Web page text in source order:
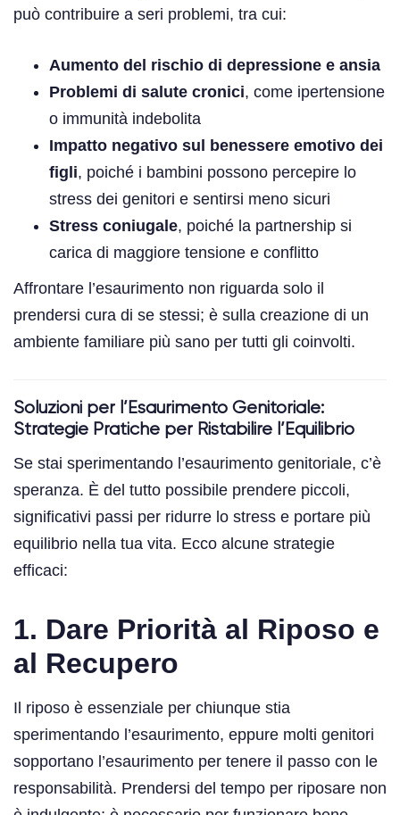
può contribuire a seri problemi, tra cui:
Aumento del rischio di depressione e ansia
Problemi di salute cronici, come ipertensione
o immunità indebolita
Impatto negativo sul benessere emotivo dei
figli, poiché i bambini possono percepire lo
stress dei genitori e sentirsi meno sicuri
Stress coniugale, poiché la partnership si
carica di maggiore tensione e conflitto
Affrontare l’esaurimento non riguarda solo il
prendersi cura di se stessi; è sulla creazione di un
ambiente familiare più sano per tutti gli coinvolti.
Soluzioni per l’Esaurimento Genitoriale:
Strategie Pratiche per Ristabilire l’Equilibrio
Se stai sperimentando l’esaurimento genitoriale, c’è
speranza. È del tutto possibile prendere piccoli,
significativi passi per ridurre lo stress e portare più
equilibrio nella tua vita. Ecco alcune strategie
efficaci:
1. Dare Priorità al Riposo e
al Recupero
Il riposo è essenziale per chiunque stia
sperimentando l’esaurimento, eppure molti genitori
sopportano l’esaurimento per tenere il passo con le
responsabilità. Prendersi del tempo per riposare non